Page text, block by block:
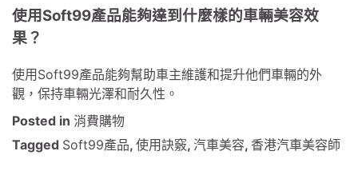
使用Soft99產品能夠達到什麼樣的車輛美容效
果？
使用Soft99產品能夠幫助車主維護和提升他們車輛的外
觀，保持車輛光澤和耐久性。
Posted in 消費購物
Tagged Soft99產品, 使用訣竅, 汽車美容, 香港汽車美容師